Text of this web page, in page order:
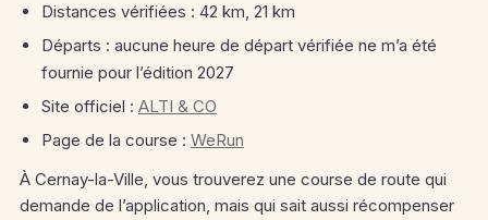
Distances vérifiées : 42 km, 21 km
Départs : aucune heure de départ vérifiée ne m’a été
fournie pour l’édition 2027
Site officiel : ALTI & CO
Page de la course : WeRun
À Cernay-la-Ville, vous trouverez une course de route qui
demande de l’application, mais qui sait aussi récompenser